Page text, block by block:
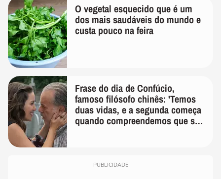
O vegetal esquecido que é um
dos mais saudáveis do mundo e
custa pouco na feira
Frase do dia de Confúcio,
famoso filósofo chinês: 'Temos
duas vidas, e a segunda começa
quando compreendemos que só
PUBLICIDADE